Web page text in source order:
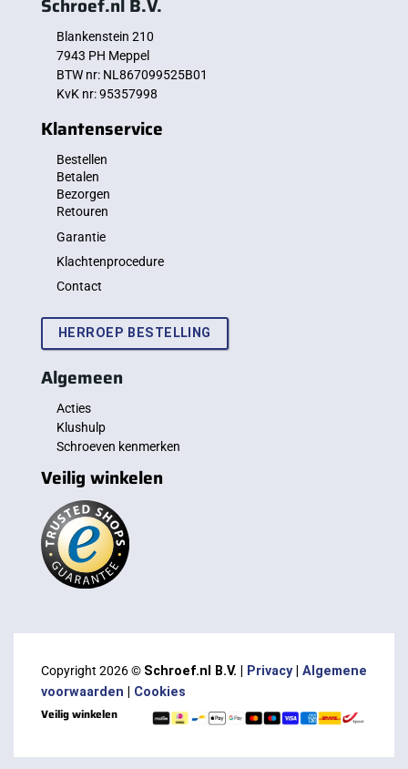
Blankenstein 210
7943 PH Meppel
BTW nr: NL867099525B01
KvK nr: 95357998
Klantenservice
Bestellen
Betalen
Bezorgen
Retouren
Garantie
Klachtenprocedure
Contact
HERROEP BESTELLING
Algemeen
Acties
Klushulp
Schroeven kenmerken
Veilig winkelen
Copyright 2026 © Schroef.nl B.V. | Privacy| Algemene
voorwaarden
Cookies
Veilig winkelen